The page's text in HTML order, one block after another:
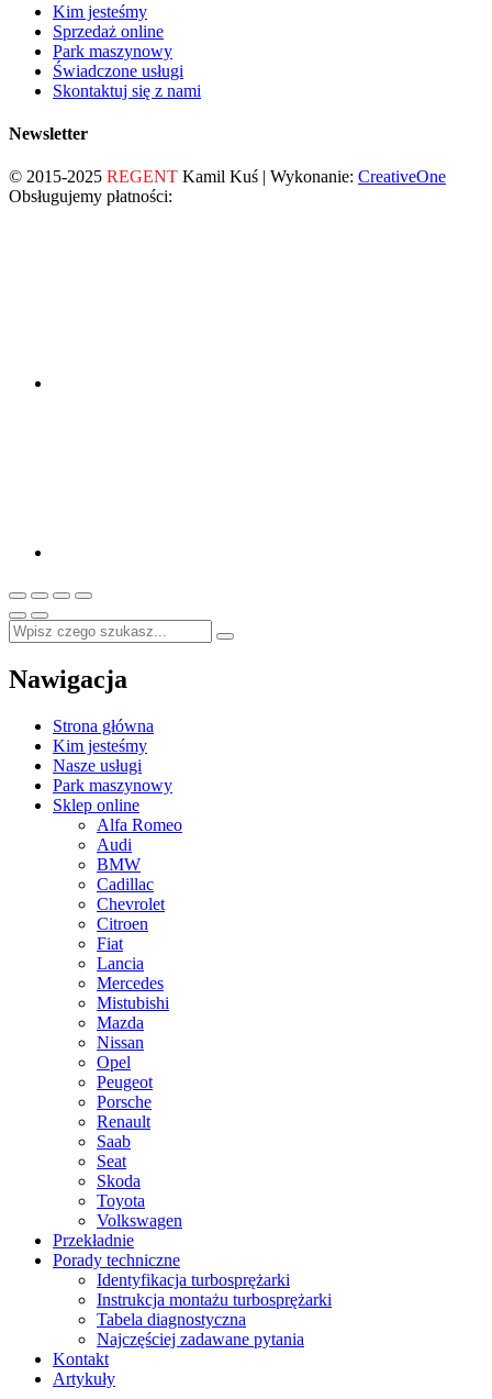
Kim jesteśmy
Sprzedaż online
Park maszynowy
Świadczone usługi
Skontaktuj się z nami
Newsletter
© 2015-2025 REGENT Kamil Kuś | Wykonanie: CreativeOne
Obsługujemy płatności:
Nawigacja
Strona główna
Kim jesteśmy
Nasze usługi
Park maszynowy
Sklep online
Alfa Romeo
Audi
BMW
Cadillac
Chevrolet
Citroen
Fiat
Lancia
Mercedes
Mistubishi
Mazda
Nissan
Opel
Peugeot
Porsche
Renault
Saab
Seat
Skoda
Toyota
Volkswagen
Przekładnie
Porady techniczne
Identyfikacja turbosprężarki
Instrukcja montażu turbosprężarki
Tabela diagnostyczna
Najczęściej zadawane pytania
Kontakt
Artykuły